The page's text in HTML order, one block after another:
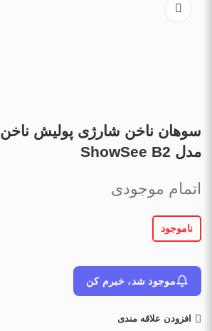
سوهان ناخن شارژی پولیش
مدل ShowSee B2
اتمام موجودی
ناموجود
موجود شد، خبرم کن
افزودن علاقه مندی